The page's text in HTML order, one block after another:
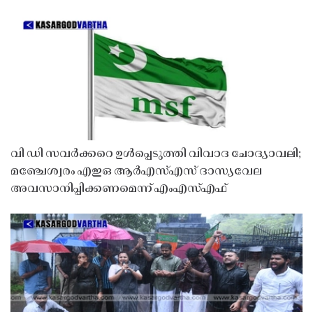
വി ഡി സവർക്കറെ ഉൾപ്പെടുത്തി വിവാദ ചോദ്യാവലി;
മഞ്ചേശ്വരം എഇഒ ആർഎസ്എസ് ദാസ്യവേല
അവസാനിപ്പിക്കണമെന്ന് എംഎസ്എഫ്